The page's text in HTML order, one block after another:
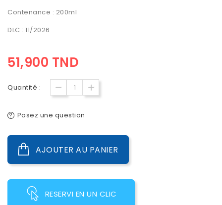
Contenance : 200ml
DLC : 11/2026
51,900 TND
Quantité :
Posez une question
AJOUTER AU PANIER
RESERVI EN UN CLIC